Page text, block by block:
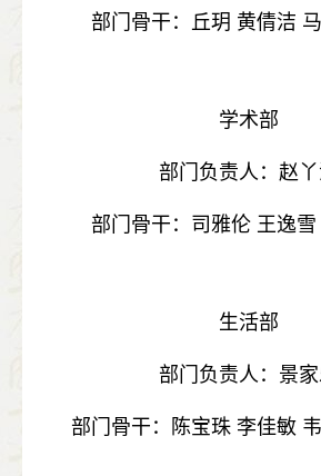
部门骨干：丘玥 黄倩洁
学术部
部门负责人：赵
部门骨干：司雅伦 王逸
生活部
部门负责人：景
部门骨干：陈宝珠 李佳敏